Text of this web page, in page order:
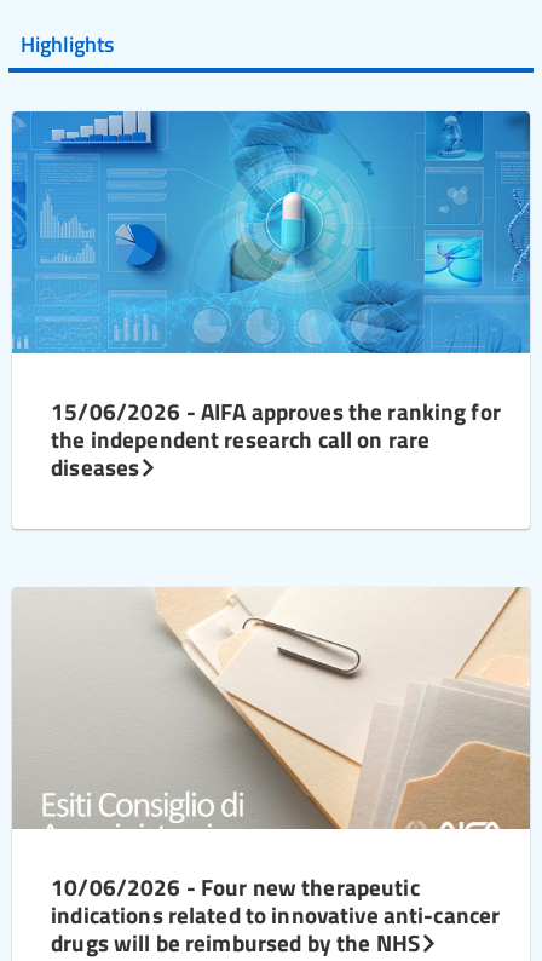
Highlights
15/06/2026 - AIFA approves the ranking for
the independent research call on rare
diseases
10/06/2026 - Four new therapeutic
indications related to innovative anti-cancer
drugs will be reimbursed by the NHS